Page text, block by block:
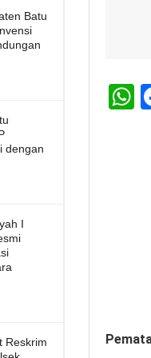
Batu
dengan
I
Reskrim
h